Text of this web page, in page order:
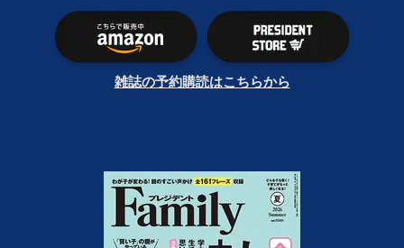
雑誌の予約購読はこちらから